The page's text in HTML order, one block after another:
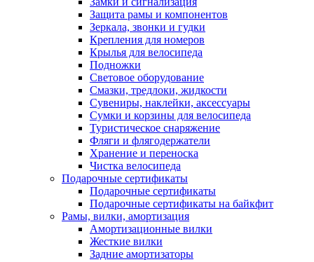
Защита рамы и компонентов
Зеркала, звонки и гудки
Крепления для номеров
Крылья для велосипеда
Подножки
Световое оборудование
Смазки, тредлоки, жидкости
Сувениры, наклейки, аксессуары
Сумки и корзины для велосипеда
Туристическое снаряжение
Фляги и флягодержатели
Хранение и переноска
Чистка велосипеда
Подарочные сертификаты
Подарочные сертификаты
Подарочные сертификаты на байкфит
Рамы, вилки, амортизация
Амортизационные вилки
Жесткие вилки
Задние амортизаторы